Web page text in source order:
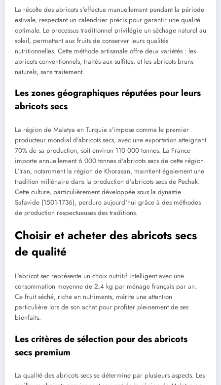
La récolte des abricots s'effectue manuellement pendant la période
estivale, respectant un calendrier précis pour garantir une qualité
optimale. Le processus traditionnel privilégie un séchage naturel au
soleil, permettant aux fruits de conserver leurs qualités
nutritionnelles. Cette méthode artisanale offre deux variétés : les
abricots conventionnels, traités aux sulfites, et les abricots bruns
naturels, sans traitement.
Les zones géographiques réputées pour leurs
abricots secs
La région de Malatya en Turquie s'impose comme le premier
producteur mondial d'abricots secs, avec une exportation atteignant
70% de sa production, soit environ 110 000 tonnes. La France
importe annuellement 6 000 tonnes d'abricots secs de cette région.
L'Iran, notamment la région de Khorasan, maintient également une
tradition millénaire dans la production d'abricots secs de Pechak.
Cette culture, particulièrement développée sous la dynastie
Safavide (1501-1736), perdure aujourd'hui grâce à des méthodes
de production respectueuses des traditions.
Choisir et acheter des abricots secs
de qualité
L'abricot sec représente un choix nutritif intelligent avec une
consommation moyenne de 2,4 kg par ménage français par an.
Ce fruit séché, riche en nutriments, mérite une attention
particulière lors de son achat pour profiter pleinement de ses
bienfaits.
Les critères de sélection pour des abricots
secs premium
La qualité des abricots secs se détermine par plusieurs aspects. Les